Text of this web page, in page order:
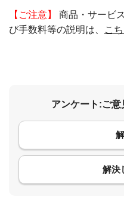
【ご注意】
商品・サービ
び手数料等の説明は、
こ
アンケート:ご
解決